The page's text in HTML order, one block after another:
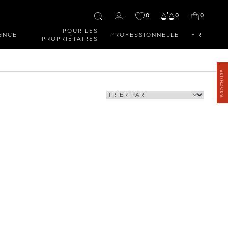
0 0 0
POUR LES
PROPRIÉTAIRES
PROFESSIONNELLE FR
BROCHURE